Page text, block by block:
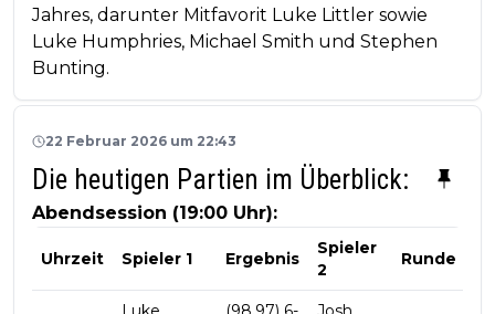
Jahres, darunter Mitfavorit Luke Littler sowie
Luke Humphries, Michael Smith und Stephen
Bunting.
22 Februar 2026 um 22:43
Die heutigen Partien im Überblick:
Abendsession (19:00 Uhr):
Uhrzeit Spieler 1 Ergebnis
Spieler
2
Runde